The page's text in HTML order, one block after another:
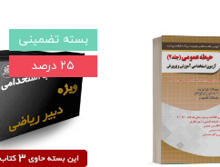
بسته تضمینی
۲۵ درصد